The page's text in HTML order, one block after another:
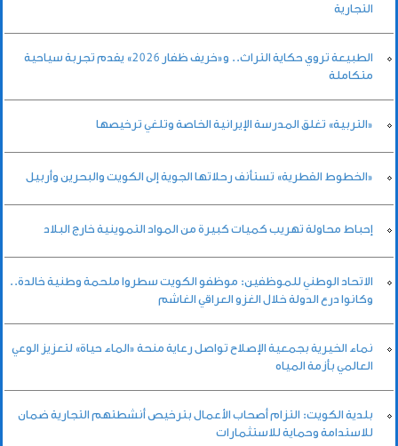
التجارية
الطبيعة تروي حكاية التراث.. و«خريف ظفار 2026» يقدم تجربة سياحية
متكاملة
«التربية» تغلق المدرسة الإيرانية الخاصة وتلغي ترخيصها
«الخطوط القطرية» تستأنف رحلاتها الجوية إلى الكويت والبحرين وأربيل
إحباط محاولة تهريب كميات كبيرة من المواد التموينية خارج البلاد
الاتحاد الوطني للموظفين: موظفو الكويت سطروا ملحمة وطنية خالدة..
وكانوا درع الدولة خلال الغزو العراقي الغاشم
نماء الخيرية بجمعية الإصلاح تواصل رعاية منحة «الماء حياة» لتعزيز الوعي
العالمي بأزمة المياه
بلدية الكويت: التزام أصحاب الأعمال بترخيص أنشطتهم التجارية ضمان
للاستدامة وحماية للاستثمارات